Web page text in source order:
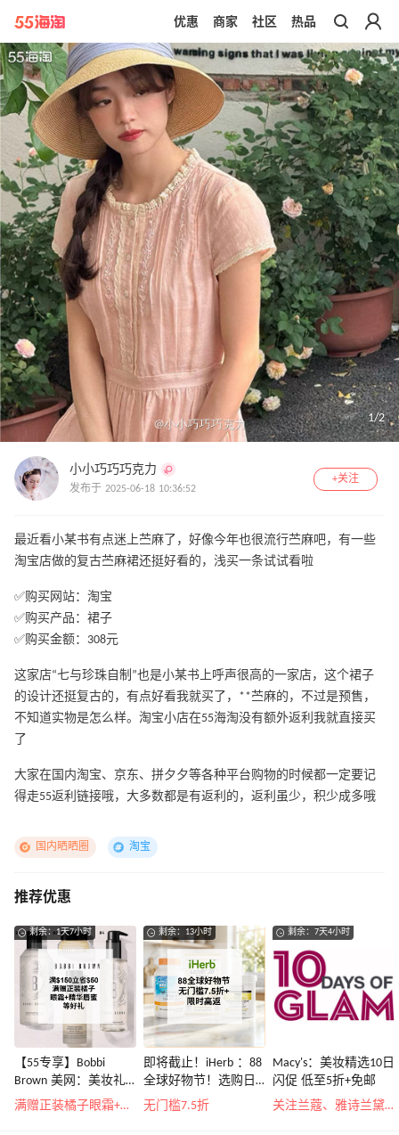
带你去官网买正品
优惠 商家 社区 热品
1/2
小小巧巧巧克力
发布于 2025-06-18 10:36:52
+关注
最近看小某书有点迷上苎麻了，好像今年也很流行苎麻吧，有一些
淘宝店做的复古苎麻裙还挺好看的，浅买一条试试看啦
✅购买网站：淘宝
✅购买产品：裙子
✅购买金额：308元
这家店“七与珍珠自制”也是小某书上呼声很高的一家店，这个裙子
的设计还挺复古的，有点好看我就买了，**苎麻的，不过是预售，
不知道实物是怎么样。淘宝小店在55海淘没有额外返利我就直接买
了
大家在国内淘宝、京东、拼夕夕等各种平台购物的时候都一定要记
得走55返利链接哦，大多数都是有返利的，返利虽少，积少成多哦
国内晒晒圈 淘宝
推荐优惠
剩余：1天7小时
【55专享】Bobbi
Brown 美网：美妆礼
遇！满$150立省$50
满赠正装橘子眼霜+精华唇蜜等好礼
剩余：13小时
即将截止！iHerb ：88
全球好物节！选购日
常保健、健身补剂、
无门槛7.5折
剩余：7天4小时
Macy's：美妆精选10日
闪促 低至5折+免邮
关注兰蔻、雅诗兰黛等 每日更新